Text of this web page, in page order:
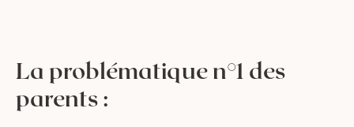
La problématique n°1 des
parents :